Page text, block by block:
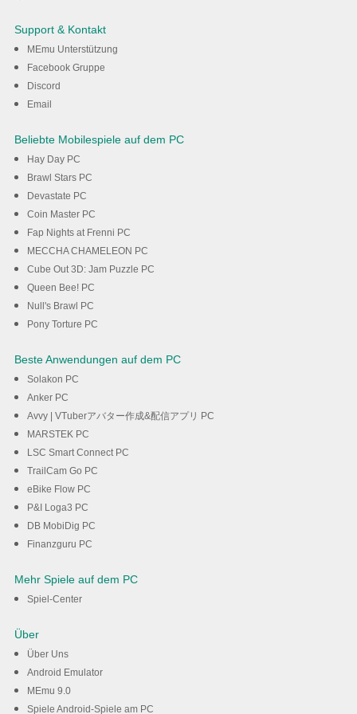
DRAGON BALL LEGENDS auf
dem PC mit MEmu
Support & Kontakt
MEmu Unterstützung
Facebook Gruppe
Discord
Email
Beliebte Mobilespiele auf dem PC
Hay Day PC
Brawl Stars PC
Devastate PC
Coin Master PC
Fap Nights at Frenni PC
MECCHA CHAMELEON PC
Cube Out 3D: Jam Puzzle PC
Queen Bee! PC
Null's Brawl PC
Pony Torture PC
Beste Anwendungen auf dem PC
Solakon PC
Anker PC
Avvy | VTuberアバター作成&配信アプリ PC
MARSTEK PC
LSC Smart Connect PC
TrailCam Go PC
eBike Flow PC
P&I Loga3 PC
DB MobiDig PC
Finanzguru PC
Mehr Spiele auf dem PC
Spiel-Center
Über
Über Uns
Android Emulator
MEmu 9.0
Spiele Android-Spiele am PC